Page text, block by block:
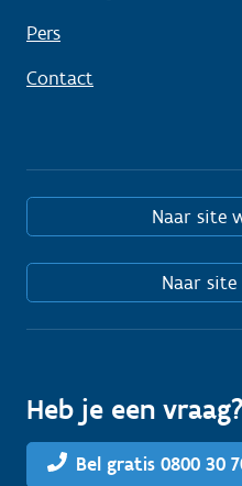
Pers
Contact
Naar site
Naar
Heb je een vraag?
Bel gratis 0800 30